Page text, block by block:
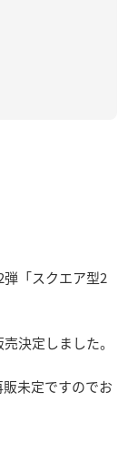
「スクエア型2
決定しました。
未定ですのでお